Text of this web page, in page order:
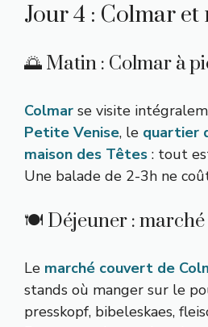
Jour 4 : Colmar
🌅 Matin : Colmar à
Colmar se visite
Petite Venise, le quartier
maison des Têtes : tout
Une balade de 2-3h ne
🍽️ Déjeuner :
Le marché couvert de
stands où manger sur le
presskopf, bibeleskaes,